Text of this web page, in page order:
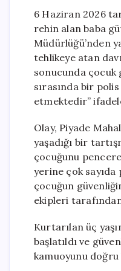
6 Haziran 2026
rehin alan baba
Müdürlüğü’nden
tehlikeye atan
sonucunda çocuk
sırasında bir
etmektedir”
Olay, Piyade
yaşadığı bir
çocuğunu
yerine çok
çocuğun
ekipleri
Kurtarılan üç
başlatıldı ve
kamuoyunu